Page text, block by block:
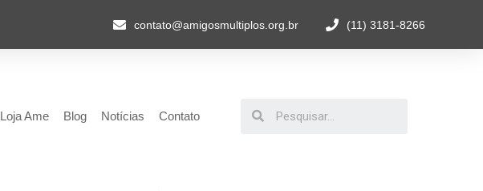
contato@amigosmultiplos.org.br (11) 3181-8266
Loja Ame Blog Notícias Contato